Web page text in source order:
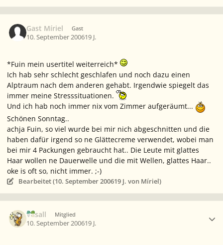
Gast Míriel Gast
10. September 200619 J.
*Fuin mein usertitel weiterreich*
Ich hab sehr schlecht geschlafen und noch dazu einen
Alptraum nach dem anderen gehabt. Irgendwie spiegelt das
immer meine Stresssituationen.
Und ich hab noch immer nix vom Zimmer aufgeräumt...
Schönen Sonntag..
achja Fuin, so viel wurde bei mir nich abgeschnitten und die
haben dafür irgend so ne Glättecreme verwendet, wobei man
bei mir 4 Packungen gebraucht hat.. Die Leute mit glattes
Haar wollen ne Dauerwelle und die mit Wellen, glattes Haar..
oke is oft so, nicht immer. ;-)
Bearbeitet (10. September 200619 J. von Míriel)
Vasall Mitglied
10. September 200619 J.